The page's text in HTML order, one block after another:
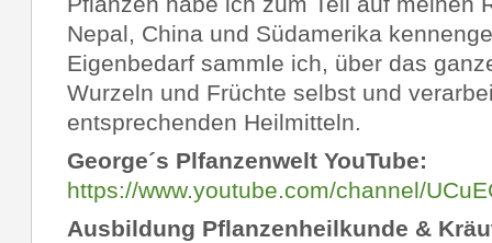
Nepal, China und Südamerika
Eigenbedarf sammle ich, über das
Wurzeln und Früchte selbst und
entsprechenden Heilmitteln.
George´s Plfanzenwelt YouTube:
https://www.youtube.com/channel/
Ausbildung Pflanzenheilkunde &